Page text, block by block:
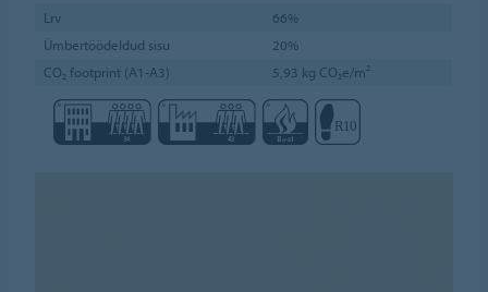
Lrv
66%
Ümbertöödeldud sisu
20%
CO₂ footprint (A1-A3)
5,93 kg CO₂e/m²